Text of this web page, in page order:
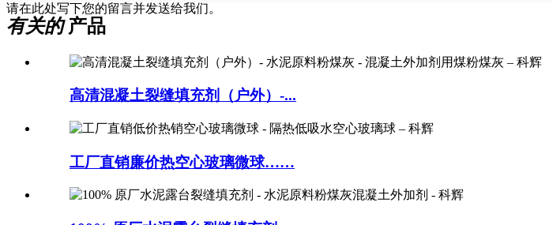
请在此处写下您的留言并发送给我们。
有关的产品
高清混凝土裂缝填充剂（户外）-...
工厂直销廉价热空心玻璃微球……